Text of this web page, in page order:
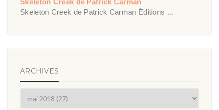
Skeleton Creek de Patrick Carman Éditions ...
ARCHIVES